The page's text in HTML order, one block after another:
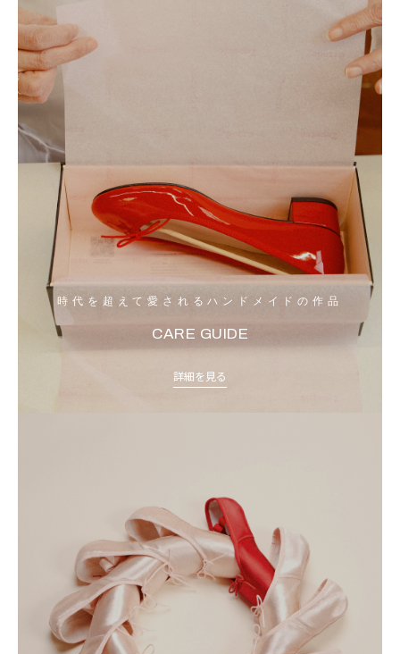
時代を超えて愛されるハンドメイドの作品
CARE GUIDE
詳細を見る